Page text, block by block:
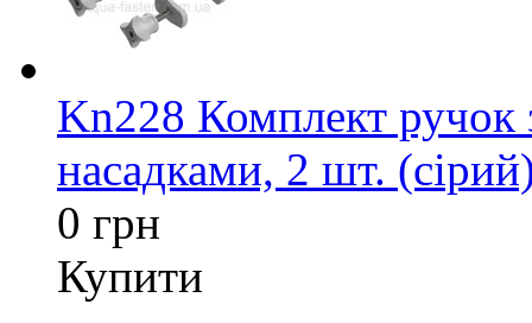
Kn228 Комплект ручок
насадками, 2 шт.
0 грн
Купити